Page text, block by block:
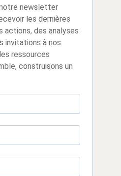
newsletter
les dernières
actions, des analyses
invitations à nos
ressources
construisons un